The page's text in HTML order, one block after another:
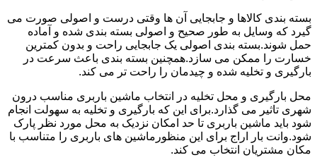
بسته بندی کالاها و جابجایی آن ها وقتی درست و اصولی صورت می
گیرد که وسایل به طور صحیح و اصولی بسته بندی شده و آماده
حمل شوند.بسته بندی اصولی یک جابجایی راحت و بدون کمترین
خسارت را ممکن می سازد.همچنین بسته بندی باعث سرعت در
بارگیری و تخلیه شده و چیدمان را راحت تر می کند.
محل بارگیری و محل تخلیه در انتخاب ماشین باربری مناسب درون
شهری تاثیر می گذارد.برای این که بارگیری و تخلیه به سهولت انجام
شود باید ماشین باربری تا حد امکان نزدیک به محل مورد نظر پارک
شود.وانت بار اراج برای این منظورماشین های باربری را متناسب با
مکان مشتریان انتخاب می کند.